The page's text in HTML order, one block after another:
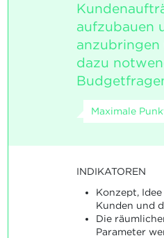
aufzubauen
dazu
Maximale
INDIKATOREN
Konzept,
Kunden und
Die
Parameter